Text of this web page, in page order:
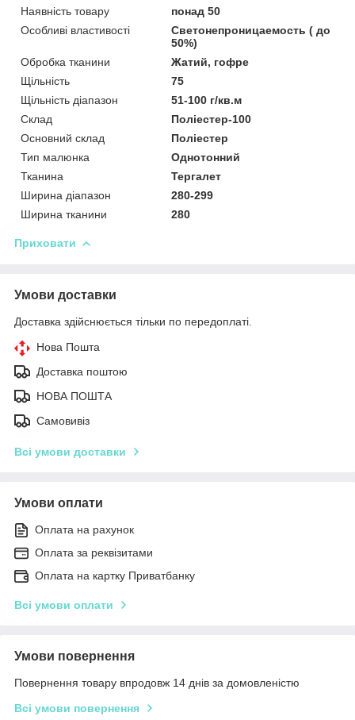
Наявність товару
понад 50
Особливі властивості
Светонепроницаемость ( до
50%)
Обробка тканини
Жатий, гофре
Щільність
75
Щільність діапазон
51-100 г/кв.м
Склад
Поліестер-100
Основний склад
Поліестер
Тип малюнка
Однотонний
Тканина
Тергалет
Ширина діапазон
280-299
Ширина тканини
280
Приховати
Умови доставки
Доставка здійснюється тільки по передоплаті.
Нова Пошта
Доставка поштою
НОВА ПОШТА
Самовивіз
Всі умови доставки
Умови оплати
Оплата на рахунок
Оплата за реквізитами
Оплата на картку Приватбанку
Всі умови оплати
Умови повернення
Повернення товару впродовж 14 днів за домовленістю
Всі умови повернення